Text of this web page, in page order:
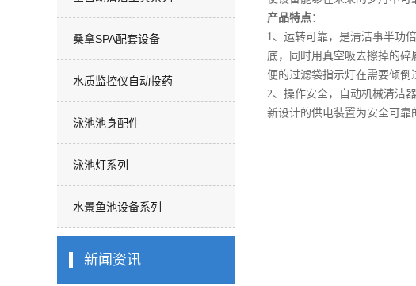
桑拿SPA配套设备
水质监控仪自动投药
泳池池身配件
泳池灯系列
水景鱼池设备系列
新闻资讯
产品特点：
1、运转可靠，是清洁事半功
底，同时用真空吸去擦掉的
便的过滤袋指示灯在需要倾倒
2、操作安全，自动机械清洁
新设计的供电装置为安全可靠